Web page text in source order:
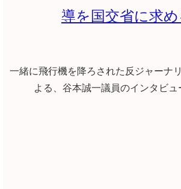
導を国交省に求め
一緒に飛行機を降ろされた反ジャーナ
よる、谷本誠一議員のインタビュ